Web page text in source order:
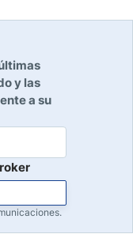
y las
a su